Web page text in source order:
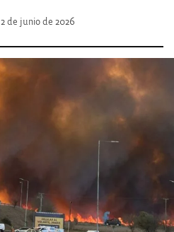
2 de junio de 2026